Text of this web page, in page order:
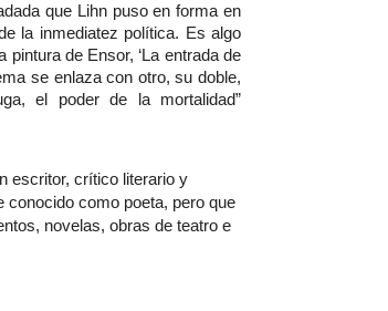
que Lihn puso en forma en
la inmediatez política. Es algo
de Ensor, ‘La entrada de
se enlaza con otro, su doble,
el poder de la mortalidad”
escritor, crítico literario y
conocido como poeta, pero que
novelas, obras de teatro e